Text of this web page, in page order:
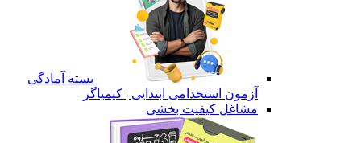
بسته آمادگی
آزمون استخدامی ابتدایی | کیمیاگر
مشاغل کیفیت بخشی